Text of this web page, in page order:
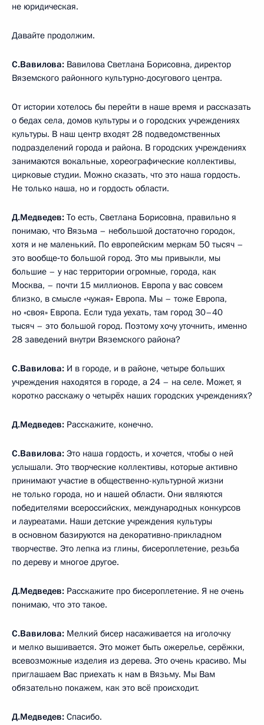
не юридическая.
Давайте продолжим.
С.Вавилова: Вавилова Светлана Борисовна, директор
Вяземского районного культурно-досугового центра.
От истории хотелось бы перейти в наше время и рассказать
о бедах села, домов культуры и о городских учреждениях
культуры. В наш центр входят 28 подведомственных
подразделений города и района. В городских учреждениях
занимаются вокальные, хореографические коллективы,
цирковые студии. Можно сказать, что это наша гордость.
Не только наша, но и гордость области.
Д.Медведев: То есть, Светлана Борисовна, правильно я
понимаю, что Вязьма – небольшой достаточно городок,
хотя и не маленький. По европейским меркам 50 тысяч –
это вообще‑то большой город. Это мы привыкли, мы
большие – у нас территории огромные, города, как
Москва, – почти 15 миллионов. Европа у вас совсем
близко, в смысле «чужая» Европа. Мы – тоже Европа,
но «своя» Европа. Если туда уехать, там город 30–40
тысяч – это большой город. Поэтому хочу уточнить, именно
28 заведений внутри Вяземского района?
С.Вавилова: И в городе, и в районе, четыре больших
учреждения находятся в городе, а 24 – на селе. Может, я
коротко расскажу о четырёх наших городских учреждениях?
Д.Медведев: Расскажите, конечно.
С.Вавилова: Это наша гордость, и хочется, чтобы о ней
услышали. Это творческие коллективы, которые активно
принимают участие в общественно-культурной жизни
не только города, но и нашей области. Они являются
победителями всероссийских, международных конкурсов
и лауреатами. Наши детские учреждения культуры
в основном базируются на декоративно-прикладном
творчестве. Это лепка из глины, бисероплетение, резьба
по дереву и многое другое.
Д.Медведев: Расскажите про бисероплетение. Я не очень
понимаю, что это такое.
С.Вавилова: Мелкий бисер насаживается на иголочку
и мелко вышивается. Это может быть ожерелье, серёжки,
всевозможные изделия из дерева. Это очень красиво. Мы
приглашаем Вас приехать к нам в Вязьму. Мы Вам
обязательно покажем, как это всё происходит.
Д.Медведев: Спасибо.